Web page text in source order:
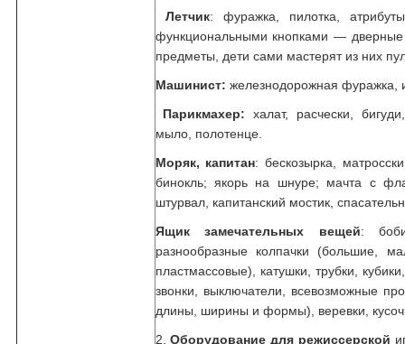
Летчик: фуражка, пилотка,
функциональными кнопками —
предметы, дети сами мастерят из них
Машинист: железнодорожная фуражка,
Парикмахер: халат, расчески,
мыло, полотенце.
Моряк, капитан: бескозырка,
бинокль; якорь на шнуре; мачта с
штурвал, капитанский мостик,
Ящик замечательных вещей:
разнообразные колпачки (большие,
пластмассовые), катушки, трубки,
звонки, выключатели, всевозможные
длины, ширины и формы), веревки,
2.Оборудование для режиссерской